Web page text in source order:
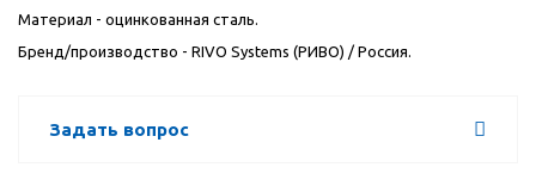
Материал - оцинкованная сталь.
Бренд/производство - RIVO Systems (РИВО) / Россия.
Задать вопрос